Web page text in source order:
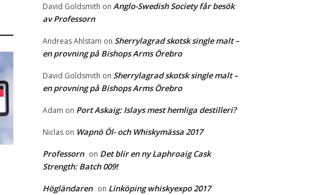
David Goldsmith on Anglo-Swedish Society får besök
av Professorn
Andreas Ahlstam on Sherrylagrad skotsk single malt –
en provning på Bishops Arms Örebro
David Goldsmith on Sherrylagrad skotsk single malt –
en provning på Bishops Arms Örebro
Adam on Port Askaig: Islays mest hemliga destilleri?
Niclas on Wapnö Öl- och Whiskymässa 2017
Professorn on Det blir en ny Laphroaig Cask
Strength: Batch 009!
Högländaren on Linköping whiskyexpo 2017